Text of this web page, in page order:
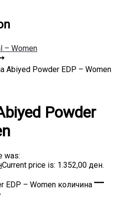
– Women
Abiyed Powder EDP – Women
Powder
was:
Current price is: 1.352,00 ден.
EDP – Women количина